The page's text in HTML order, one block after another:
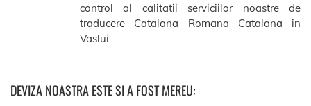
control al calitatii serviciilor noastre de
traducere Catalana Romana Catalana in
Vaslui
DEVIZA NOASTRA ESTE SI A FOST MEREU: